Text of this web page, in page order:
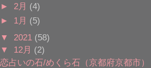
► 2月 (4)
► 1月 (5)
▼ 2021 (58)
▼ 12月 (2)
恋占いの石/めくら石（京都府京都市）